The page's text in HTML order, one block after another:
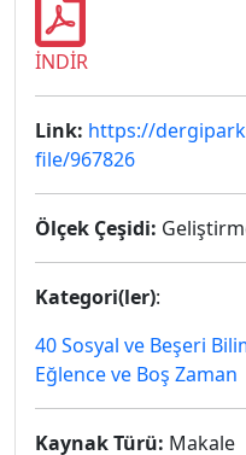
İNDİR
Link: https://
file/967826
Ölçek Çeşidi:
Kategori(ler):
40 Sosyal ve Beşeri
Eğlence ve Boş Zaman
Kaynak Türü: Makale